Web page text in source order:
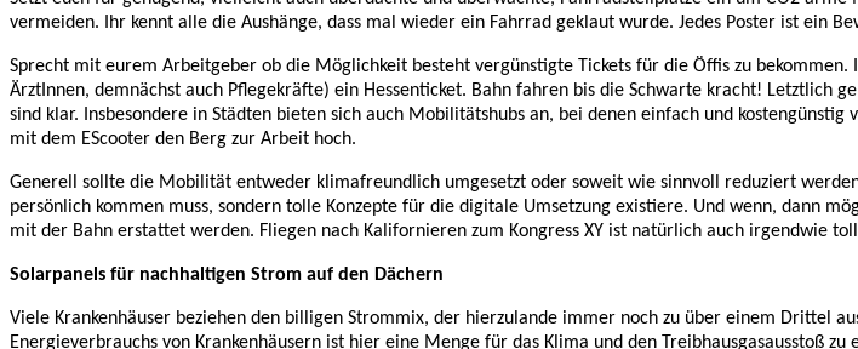
vermeiden. Ihr kennt alle die Aushänge, dass mal wieder ein Fahrrad geklaut wurde. Jedes Poster ist ein
Sprecht mit eurem Arbeitgeber ob die Möglichkeit besteht vergünstigte Tickets für die Öffis zu bekommen.
ÄrztInnen, demnächst auch Pflegekräfte) ein Hessenticket. Bahn fahren bis die Schwarte kracht!
sind klar. Insbesondere in Städten bieten sich auch Mobilitätshubs an, bei denen einfach und
mit dem EScooter den Berg zur Arbeit hoch.
Generell sollte die Mobilität entweder klimafreundlich umgesetzt oder soweit wie sinnvoll reduziert
persönlich kommen muss, sondern tolle Konzepte für die digitale Umsetzung existiere. Und wenn, dann
mit der Bahn erstattet werden. Fliegen nach Kalifornieren zum Kongress XY ist natürlich auch irgendwie
Solarpanels für nachhaltigen Strom auf den Dächern
Viele Krankenhäuser beziehen den billigen Strommix, der hierzulande immer noch zu über einem Drittel
Energieverbrauchs von Krankenhäusern ist hier eine Menge für das Klima und den Treibhausgasausstoß